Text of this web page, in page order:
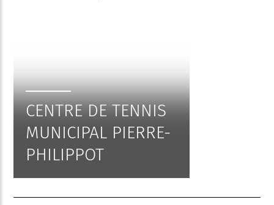
CENTRE DE TENNIS
MUNICIPAL PIERRE-
PHILIPPOT